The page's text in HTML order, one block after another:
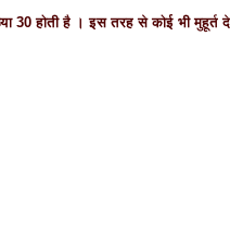
30 होती है । इस तरह से कोई भी